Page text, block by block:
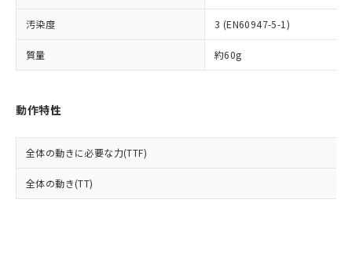
汚染度 3 (EN60947-5-1)
質量 約60g
動作特性
全体の動きに必要な力(TTF)
全体の動き(TT)
示しないようお願いします。
マイパーツ機能（部品リスト作成サー
ビス）をご利用いただくには、I-Web
メンバーズにご登録されている必要が
および当社の共同利用者が、当社の製
品・サービスに関するお客様との取
をご了承ください。
※当社の共同利用者とは、"個人情報
部品在庫の切り替え状況などにより、予定
月が前後することがあります。
下記の非含有証明書をダウンロードするこ
とができます。
EU RoHS指令（10物質）の非含有証明書
準値以下であることを示します。
「10」：通常の使用状況下において有害物
質が外部に漏えいし、環境に深刻な影響を
及ぼさない年数を意味します。
該第三者に通知します。また当社は、
販売先および販売に係わる関係者が違
法に輸出するおそれがある場合は、取
り引きをいたしません。
受注生産機種、また在庫状況の
情報を公開していない機種